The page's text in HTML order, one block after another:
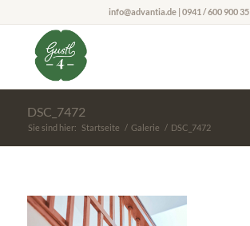
info@advantia.de | 0941 / 600 900 35
DSC_7472
Sie sind hier: Startseite / Galerie / DSC_7472